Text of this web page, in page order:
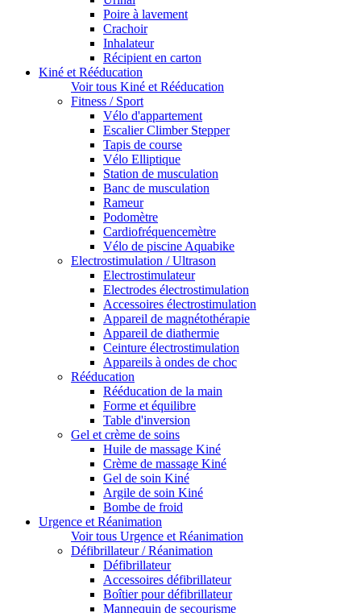
Poire à lavement
Crachoir
Inhalateur
Récipient en carton
Kiné et Rééducation
Voir tous Kiné et Rééducation
Fitness / Sport
Vélo d'appartement
Escalier Climber Stepper
Tapis de course
Vélo Elliptique
Station de musculation
Banc de musculation
Rameur
Podomètre
Cardiofréquencemètre
Vélo de piscine Aquabike
Electrostimulation / Ultrason
Electrostimulateur
Electrodes électrostimulation
Accessoires électrostimulation
Appareil de magnétothérapie
Appareil de diathermie
Ceinture électrostimulation
Appareils à ondes de choc
Rééducation
Rééducation de la main
Forme et équilibre
Table d'inversion
Gel et crème de soins
Huile de massage Kiné
Crème de massage Kiné
Gel de soin Kiné
Argile de soin Kiné
Bombe de froid
Urgence et Réanimation
Voir tous Urgence et Réanimation
Défibrillateur / Réanimation
Défibrillateur
Accessoires défibrillateur
Boîtier pour défibrillateur
Mannequin de secourisme